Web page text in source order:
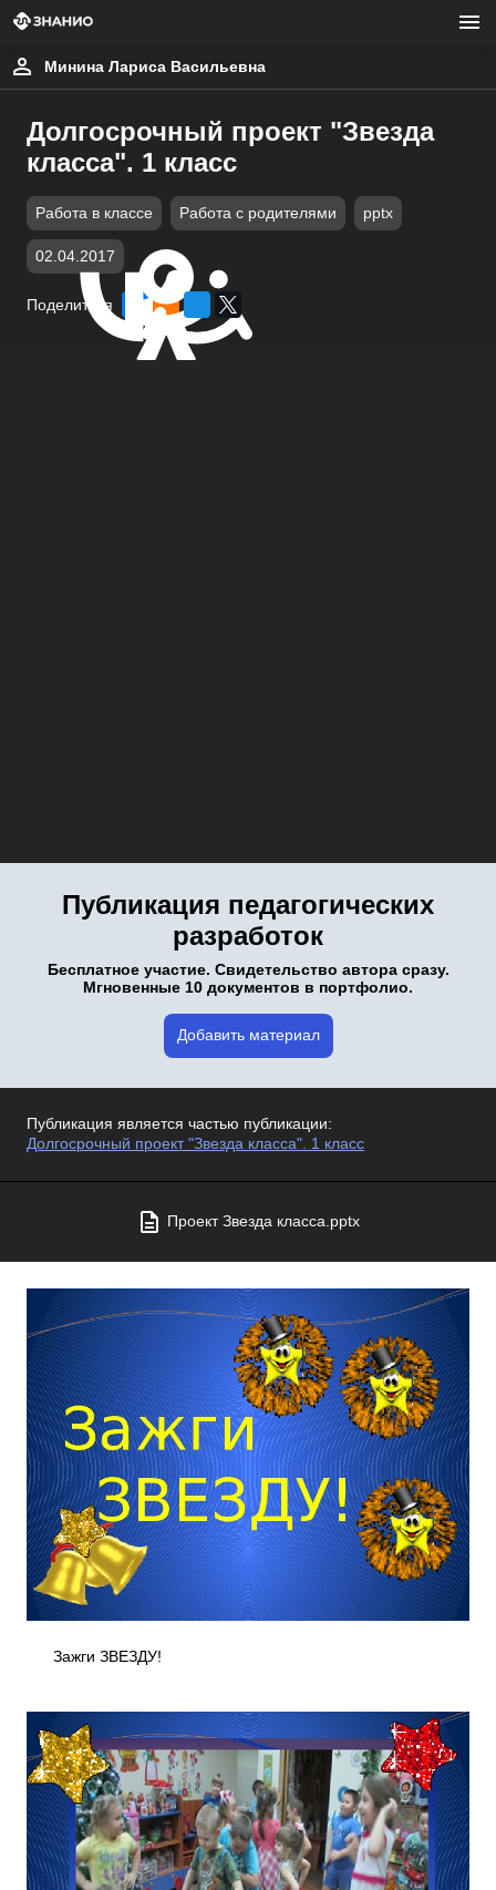
Минина Лариса Васильевна
Долгосрочный проект "Звезда
класса". 1 класс
Работа в классе Работа с родителями pptx
02.04.2017
Поделиться
Публикация педагогических
разработок
Бесплатное участие. Свидетельство автора сразу.
Мгновенные 10 документов в портфолио.
Добавить материал
Публикация является частью публикации:
Долгосрочный проект "Звезда класса". 1 класс
Проект Звезда класса.pptx
Зажги ЗВЕЗДУ!